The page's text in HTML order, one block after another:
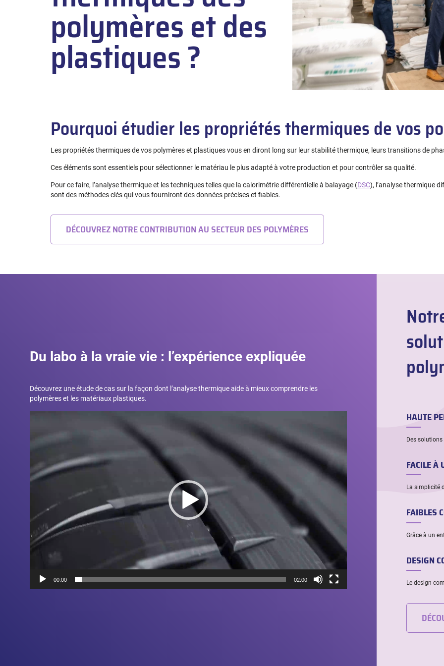
polymères et des
plastiques ?
Pourquoi étudier les propriétés thermiques de vos
Les propriétés thermiques de vos polymères et plastiques vous en diront long sur leur stabilité thermique, leurs transitions de
Ces éléments sont essentiels pour sélectionner le matériau le plus adapté à votre production et pour contrôler sa qualité.
Pour ce faire, l’analyse thermique et les techniques telles que la calorimétrie différentielle à balayage (DSC), l’analyse thermique
sont des méthodes clés qui vous fourniront des données précises et fiables.
DÉCOUVREZ NOTRE CONTRIBUTION AU SECTEUR DES POLYMÈRES
Du labo à la vraie vie : l’expérience expliquée
Découvrez une étude de cas sur la façon dont l’analyse thermique aide à mieux comprendre les
polymères et les matériaux plastiques.
00:00 02:00
HAUTE
Des
FACILE À
La simplicité
FAIBLES
Grâce à un
DESIGN
Le design